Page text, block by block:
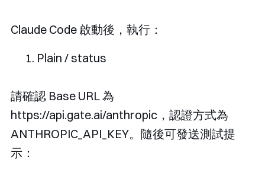
Claude Code 啟動後，執行：
Plain / status
請確認 Base URL 為
https://api.gate.ai/anthropic ，認證方式為
ANTHROPIC_API_KEY。隨後可發送測試提
示：